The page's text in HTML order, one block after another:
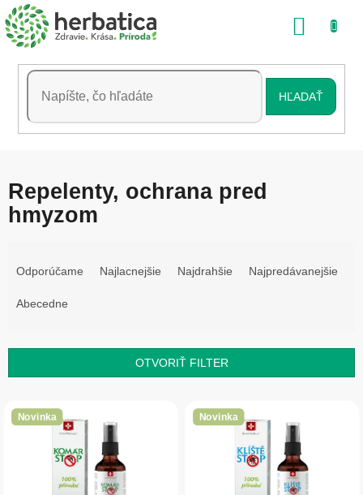
Prejsť
na
obsah
HĽADAŤ
Repelenty, ochrana pred
hmyzom
p
o
d
Odporúčame Najlacnejšie Najdrahšie Najpredávanejšie
Abecedne
OTVORIŤ FILTER
ý Novinka Novinka